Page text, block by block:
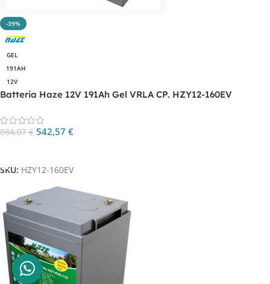
-39%
GEL
191AH
12V
Batteria Haze 12V 191Ah Gel VRLA CP. HZY12-160EV
884,07€ 542,57 €
SKU: HZY12-160EV